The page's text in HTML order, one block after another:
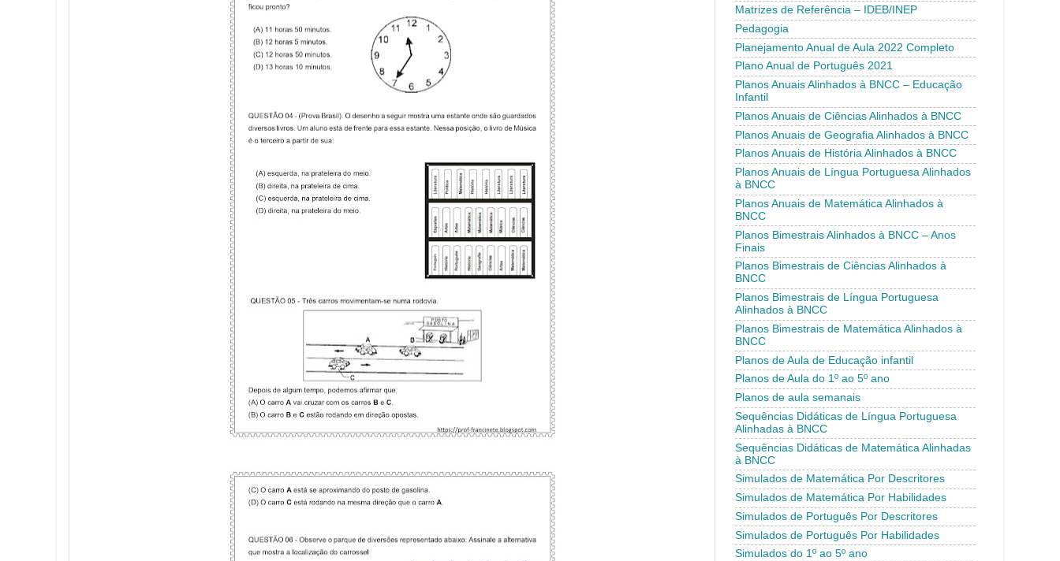
Matrizes de Referência – IDEB/INEP
Pedagogia
Planejamento Anual de Aula 2022 Completo
Plano Anual de Português 2021
Planos Anuais Alinhados à BNCC – Educação
Infantil
Planos Anuais de Ciências Alinhados à BNCC
Planos Anuais de Geografia Alinhados à BNCC
Planos Anuais de História Alinhados à BNCC
Planos Anuais de Língua Portuguesa Alinhados
à BNCC
Planos Anuais de Matemática Alinhados à
BNCC
Planos Bimestrais Alinhados à BNCC – Anos
Finais
Planos Bimestrais de Ciências Alinhados à
BNCC
Planos Bimestrais de Língua Portuguesa
Alinhados à BNCC
Planos Bimestrais de Matemática Alinhados à
BNCC
Planos de Aula de Educação infantil
Planos de Aula do 1º ao 5º ano
Planos de aula semanais
Sequências Didáticas de Língua Portuguesa
Alinhadas à BNCC
Sequências Didáticas de Matemática Alinhadas
à BNCC
Simulados de Matemática Por Descritores
Simulados de Matemática Por Habilidades
Simulados de Português Por Descritores
Simulados de Português Por Habilidades
Simulados do 1º ao 5º ano